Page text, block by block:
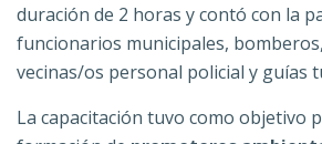
duración de 2 horas y contó con la
funcionarios municipales,
vecinas/os personal policial y guías
La capacitación tuvo como objetivo